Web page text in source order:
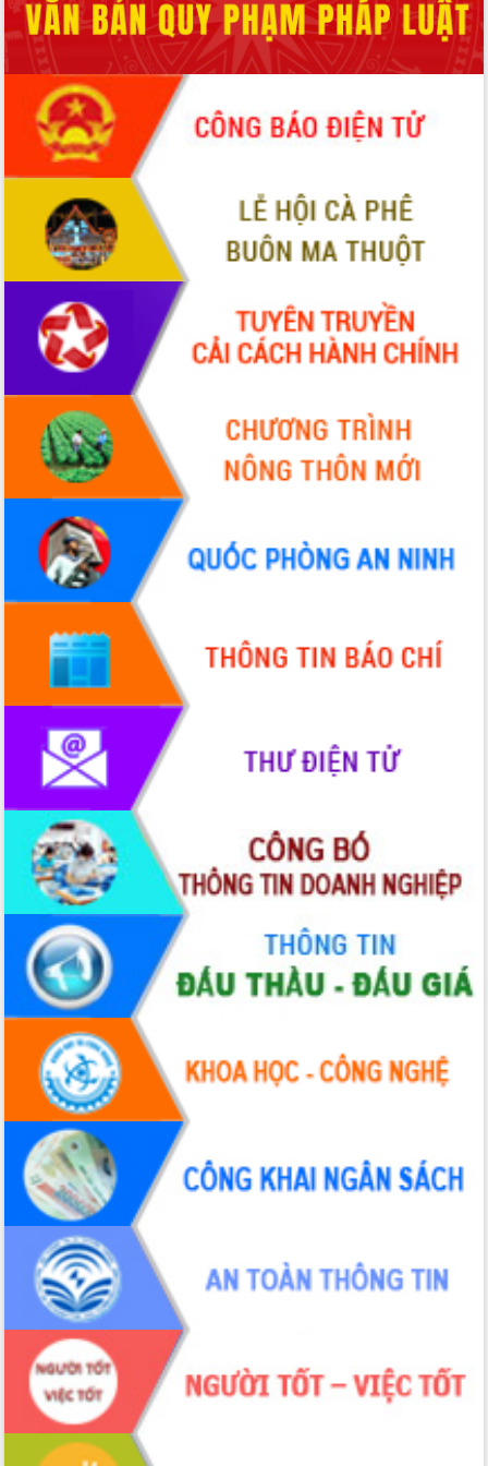
hai con số trong năm 2026
Tổ chức trang trọng Lễ hội Đền thờ
Lương Văn Chánh năm 2026
Phó Bí thư Tỉnh ủy Đắk Lắk Đỗ Hữu
Huy giữ chức Bí thư Đảng ủy Ủy Ban
Nhân dân tỉnh
Bệnh án điện tử thúc đẩy chuyển đổi
số y tế tại Đắk Lắk
Chuyển đổi số thư viện: Mở rộng
không gian tri thức trong thời đại số
Đánh giá, rút kinh nghiệm công tác tổ
chức diễn tập trước ngày bầu cử
Chương trình “Gặp gỡ hữu nghị –
Friendship Meeting New Year 2026”
Bầu cử Quốc hội và HĐND: Cử tri Đắk
Lắk gửi gắm niềm tin, kỳ vọng vào lá
phiếu
Đắk Lắk sẵn sàng các điều kiện cho
Ngày hội bầu cử đại biểu Quốc hội
khóa XVI và HĐND các cấp nhiệm kỳ
2026-2031
Đảm bảo cuộc bầu cử đại biểu Quốc
hội và đại biểu HĐND các cấp diễn ra
an toàn, hiệu quả, đúng quy định
Thủ tướng Chính phủ Phạm Minh Chính
kiểm tra, chỉ đạo hoàn thành các dự
án cao tốc và thăm khu tái định cư tại
Đắk Lắk
Sôi nổi Hội đua ngựa truyền thống Gò
Thì Thùng mừng Xuân Bính Ngọ 2026
Lãnh đạo tỉnh dâng hương tưởng niệm
tại Đập Đồng Cam đầu Xuân Bính Ngọ
Ngành nông nghiệp phấn đấu tăng
trưởng đạt 5,86% trong năm 2026
UBND tỉnh Đắk Lắk triển khai công tác
quốc phòng, quân sự địa phương năm
2026
Đắk Lắk tập trung toàn lực khắc phục
tồn tại IUU, sẵn sàng làm việc với
Đoàn thanh tra EC
Chủ tịch UBND tỉnh Tạ Anh Tuấn thăm,
chúc mừng các bệnh viện nhân Ngày
Thầy thuốc Việt Nam
Rộn ràng lễ hội truyền thống Sông
nước Đà Nông lần thứ I năm 2026
Kỳ họp Chuyên đề lần thứ Năm, HĐND
tỉnh Đắk Lắk thông qua các nghị quyết
quan trọng
Thống nhất danh sách giới thiệu ứng
cử đại biểu Quốc hội khoá XVI và đại
biểu HĐND tỉnh Đắk Lắk, nhiệm kỳ
2026-2031
Phát động hai phong trào thi đua quan
trọng trong kỷ nguyên mới
Hội nghị lần thứ tư Ban Chỉ đạo công
tác bầu cử tỉnh Đắk Lắk
Hội nghị Báo cáo viên Trung ương
tháng 01/2026
Phó Thủ tướng Hồ Quốc Dũng đánh giá
cao kết quả Chiến dịch Quang Trung
tại Đắk Lắk